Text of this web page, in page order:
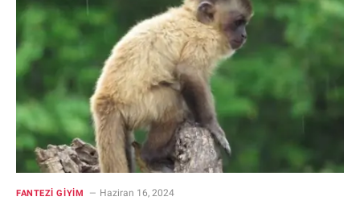
FANTEZI GIYIM Haziran 16, 2024